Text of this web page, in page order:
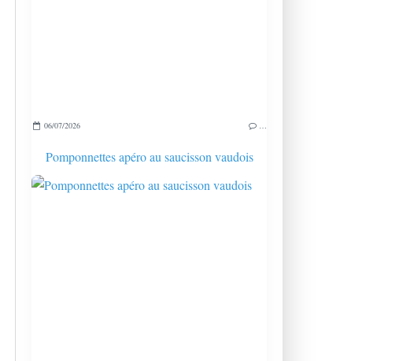
06/07/2026 …
Pomponnettes apéro au saucisson vaudois